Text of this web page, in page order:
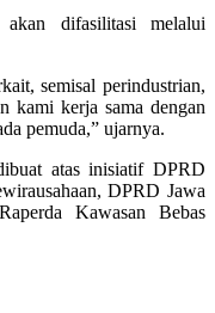
akan difasilitasi melalui
semisal perindustrian,
kami kerja sama dengan
pemuda,” ujarnya.
atas inisiatif DPRD
DPRD Jawa
Kawasan Bebas